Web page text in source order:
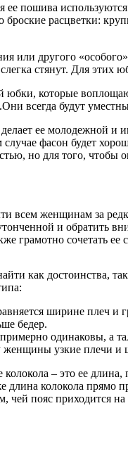
пошива
расцветки:
или другого
стянут. Для этих
которые
всегда будут
ее молодежной
фасон будет
но для того, чтобы
всем женщинам за
и обратить
грамотно сочетать ее
как достоинства,
ширине плеч и
бедер.
одинаковы, а
женщины узкие плечи и
– это ее
длина колокола
чей пояс приходится